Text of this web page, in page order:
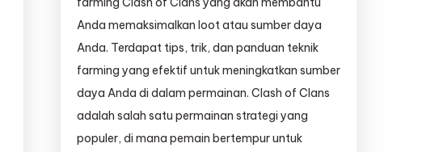
Anda memaksimalkan loot atau sumber daya
Anda. Terdapat tips, trik, dan panduan teknik
farming yang efektif untuk meningkatkan sumber
daya Anda di dalam permainan. Clash of Clans
adalah salah satu permainan strategi yang
populer, di mana pemain bertempur untuk